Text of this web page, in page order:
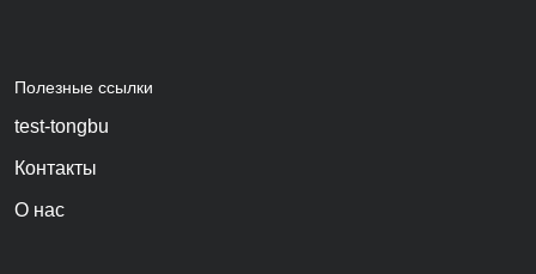
Полезные ссылки
test-tongbu
Контакты
О нас